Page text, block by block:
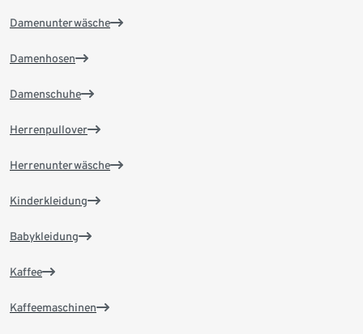
Damenunterwäsche
Damenhosen
Damenschuhe
Herrenpullover
Herrenunterwäsche
Kinderkleidung
Babykleidung
Kaffee
Kaffeemaschinen